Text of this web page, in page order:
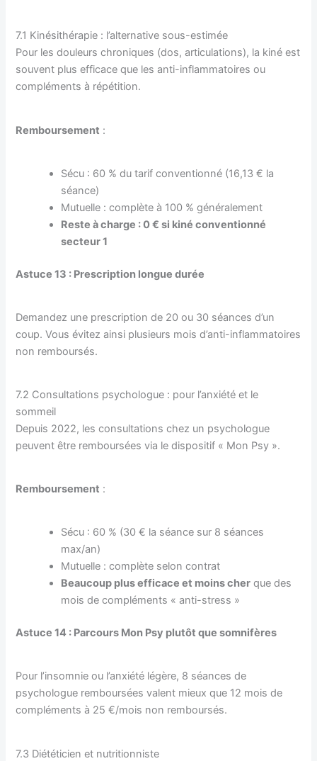
7.1 Kinésithérapie : l’alternative sous-estimée
Pour les douleurs chroniques (dos, articulations), la kiné est
souvent plus efficace que les anti-inflammatoires ou
compléments à répétition.
Remboursement :
Sécu : 60 % du tarif conventionné (16,13 € la
séance)
Mutuelle : complète à 100 % généralement
Reste à charge : 0 € si kiné conventionné
secteur 1
Astuce 13 : Prescription longue durée
Demandez une prescription de 20 ou 30 séances d’un
coup. Vous évitez ainsi plusieurs mois d’anti-inflammatoires
non remboursés.
7.2 Consultations psychologue : pour l’anxiété et le
sommeil
Depuis 2022, les consultations chez un psychologue
peuvent être remboursées via le dispositif « Mon Psy ».
Remboursement :
Sécu : 60 % (30 € la séance sur 8 séances
max/an)
Mutuelle : complète selon contrat
Beaucoup plus efficace et moins cher que des
mois de compléments « anti-stress »
Astuce 14 : Parcours Mon Psy plutôt que somnifères
Pour l’insomnie ou l’anxiété légère, 8 séances de
psychologue remboursées valent mieux que 12 mois de
compléments à 25 €/mois non remboursés.
7.3 Diététicien et nutritionniste